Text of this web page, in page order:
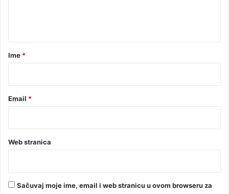
c
irIme *
Email *
Web stranica
Sačuvaj moje ime, email i web stranicu u ovom browseru za